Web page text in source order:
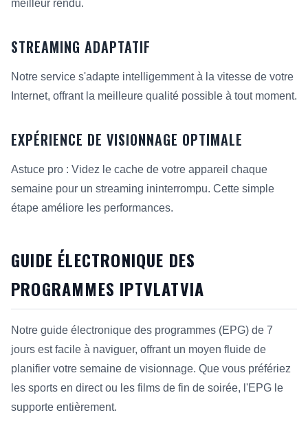
meilleur rendu.
STREAMING ADAPTATIF
Notre service s'adapte intelligemment à la vitesse de votre
Internet, offrant la meilleure qualité possible à tout moment.
EXPÉRIENCE DE VISIONNAGE OPTIMALE
Astuce pro : Videz le cache de votre appareil chaque
semaine pour un streaming ininterrompu. Cette simple
étape améliore les performances.
GUIDE ÉLECTRONIQUE DES
PROGRAMMES IPTVLATVIA
Notre guide électronique des programmes (EPG) de 7
jours est facile à naviguer, offrant un moyen fluide de
planifier votre semaine de visionnage. Que vous préfériez
les sports en direct ou les films de fin de soirée, l'EPG le
supporte entièrement.